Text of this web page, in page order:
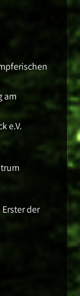
am
e.V.
der